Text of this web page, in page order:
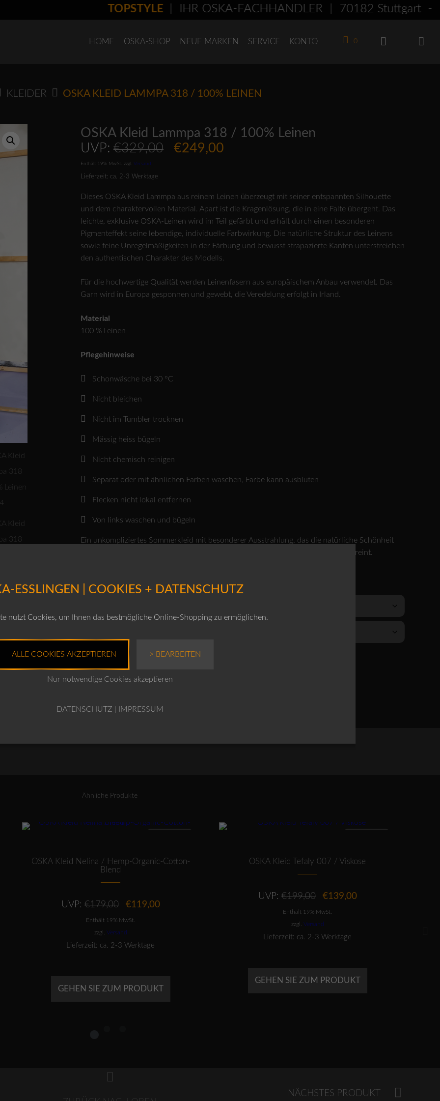
TOPSTYLE| IHR OSKA-FACHHÄNDLER | 70182 Stuttgart -
HOME OSKA-SHOP NEUE MARKEN SERVICE KONTO 0
KLEIDER OSKA KLEID LAMMPA 318 / 100% LEINEN
OSKA Kleid Lammpa 318 / 100% Leinen
UVP: €329,00
Ursprünglicher
€249,00Aktueller
Enthält 19% MwSt. zzgl. Versand
Lieferzeit: ca. 2-3 Werktage
Dieses OSKA Kleid Lammpa aus reinem Leinen überzeugt mit seiner entspannten Silhouette
und dem charaktervollen Material. Apart ist die Kragenlösung, die in eine Falte übergeht. Das
leichte, exklusive OSKA-Leinen wird im Teil gefärbt und erhält durch einen besonderen
Pigmenteffekt seine lebendige, individuelle Farbwirkung. Die natürliche Struktur des Leinens
sowie feine Unregelmäßigkeiten in der Färbung und bewusst strapazierte Kanten unterstreichen
den authentischen Charakter des Modells.
Für die hochwertige Qualität werden Leinenfasern aus europäischem Anbau verwendet. Das
Garn wird in Europa gesponnen und gewebt, die Veredelung erfolgt in Irland.
Material
100 % Leinen
Pflegehinweise
Schonwäsche bei 30 °C
Nicht bleichen
Nicht im Tumbler trocknen
Mässig heiss bügeln
Nicht chemisch reinigen
Separat oder mit ähnlichen Farben waschen, Farbe kann ausbluten
Flecken nicht lokal entfernen
Von links waschen und bügeln
Ein unkompliziertes Sommerkleid mit besonderer Ausstrahlung, das die natürliche Schönheit
von hochwertigem Leinen und die handwerkliche Färbung auf moderne Weise vereint.
OSKA
318
IN DEN WARENKORB
Ähnliche Produkte
Dieses Produkt weist mehrere Varianten auf. Die Optionen können auf der Produktseite gewählt werden
OSKA Kleid Nelina / Hemp-Organic-Cotton-
Blend
UVP: €179,00
Ursprünglicher
war:
€179,00
€119,00Aktueller
Enthält 19% MwSt.
zzgl. Versand
Lieferzeit: ca. 2-3 Werktage
GEHEN SIE ZUM PRODUKT
Dieses Produkt weist mehrere Varianten auf. Die Optionen können auf der Produktseite gewählt werden
OSKA Kleid Tefaly 007 / Viskose
UVP: €199,00
Ursprünglicher
war:
€199,00
€139,00Aktueller
Enthält 19% MwSt.
zzgl. Versand
Lieferzeit: ca. 2-3 Werktage
GEHEN SIE ZUM PRODUKT
NÄCHSTES PRODUKT
ESSLINGEN | COOKIES + DATENSCHUTZ
nutzt Cookies, um Ihnen das bestmögliche Online-Shopping zu ermöglichen.
ALLE COOKIES AKZEPTIEREN > BEARBEITEN
Nur notwendige Cookies akzeptieren
DATENSCHUTZ IMPRESSUM